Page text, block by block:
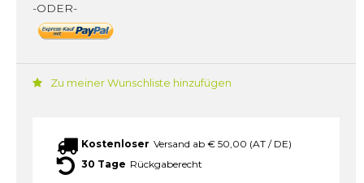
-ODER-
Zu meiner Wunschliste hinzufügen
Kostenloser Versand ab € 50,00 (AT / DE)
30 Tage Rückgaberecht